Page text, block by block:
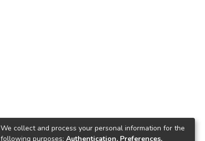
We collect and process your personal information for the
following purposes: Authentication, Preferences,